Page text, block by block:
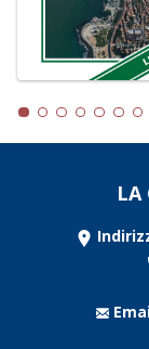
LA